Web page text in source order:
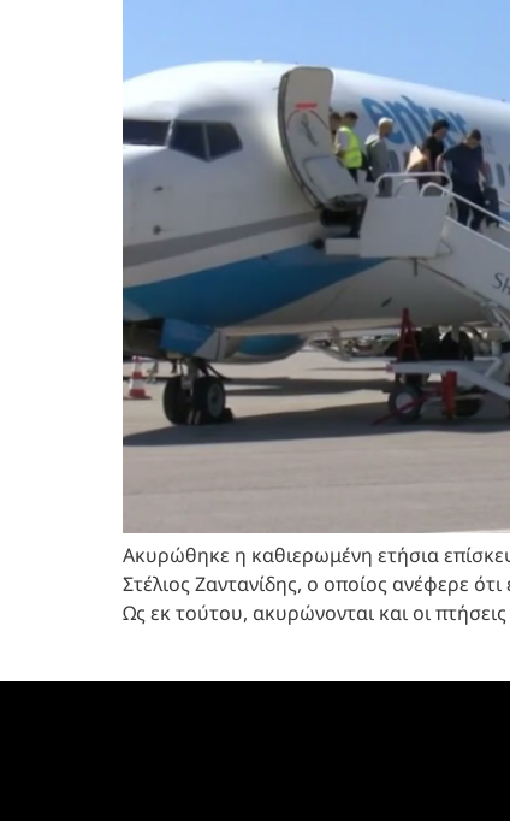
Ακυρώθηκε η καθιερωμένη ετήσια
Στέλιος Ζαντανίδης, ο οποίος ανέφερε
Ως εκ τούτου, ακυρώνονται και οι